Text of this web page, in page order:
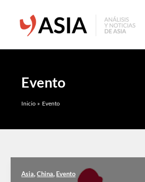
contenido
Evento
Inicio Evento
Asia,China, Evento